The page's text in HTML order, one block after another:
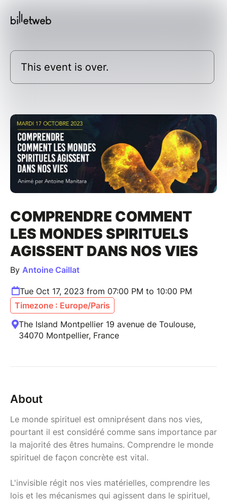
This event is over.
COMPRENDRE COMMENT
LES MONDES SPIRITUELS
AGISSENT DANS NOS VIES
By Antoine Caillat
Tue Oct 17, 2023 from 07:00 PM to 10:00 PM
Timezone : Europe/Paris
The Island Montpellier 19 avenue de Toulouse,
34070 Montpellier, France
About
Le monde spirituel est omniprésent dans nos vies,
pourtant il est considéré comme sans importance par
la majorité des êtres humains. Comprendre le monde
spirituel de façon concrète est vital.
L'invisible régit nos vies matérielles, comprendre les
lois et les mécanismes qui agissent dans le spirituel,